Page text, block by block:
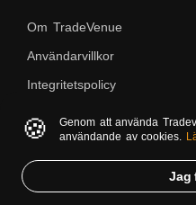
Om TradeVenue
Användarvillkor
Integritetspolicy
Native
🍪
Genom att använda
användande av cookies.
Jag